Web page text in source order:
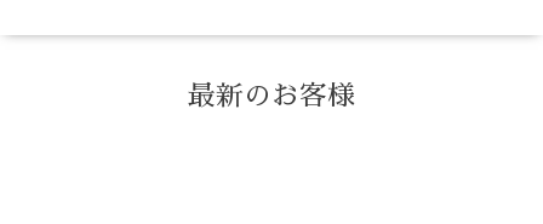
最新のお客様